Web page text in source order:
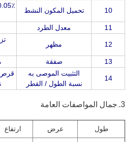
10 تحميل المكون النشط
11
معدل الطرد
12 مظهر
13
صفقة
14
التثبيت الموصى به
نسبة الطول / القطر
قرص
3.
.جمال المواصفات العامة
طول عرض ارتفاع